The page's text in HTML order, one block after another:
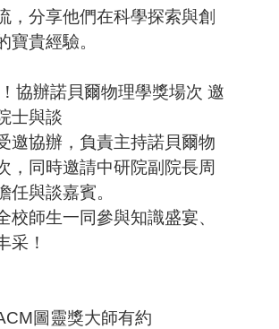
，分享他們在科學探索與創
寶貴經驗。
協辦諾貝爾物理學獎場次 邀
士與談
邀協辦，負責主持諾貝爾物
，同時邀請中研院副院長周
任與談嘉賓。
校師生一同參與知識盛宴、
采！
圖靈獎大師有約